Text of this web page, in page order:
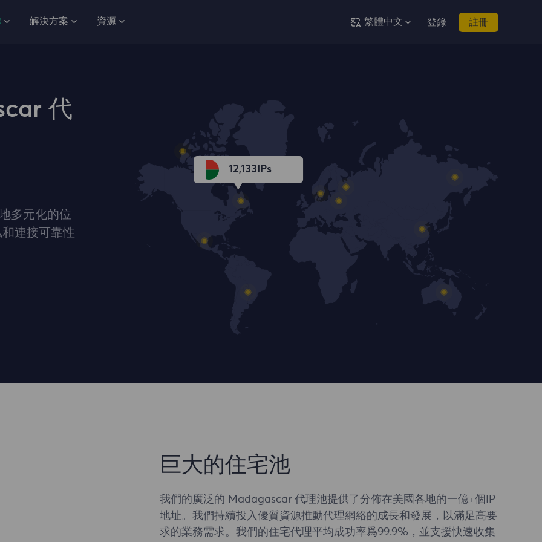
解決方案 資源 繁體中文 登錄 註冊
代
多元化的位
連接可靠性
12,133 IPs
巨大的住宅池
我們的廣泛的 Madagascar 代理池提供了分佈在美國各地的一億+個IP
地址。我們持續投入優質資源推動代理網絡的成長和發展，以滿足高要
求的業務需求。我們的住宅代理平均成功率爲99.9%，並支援快速收集